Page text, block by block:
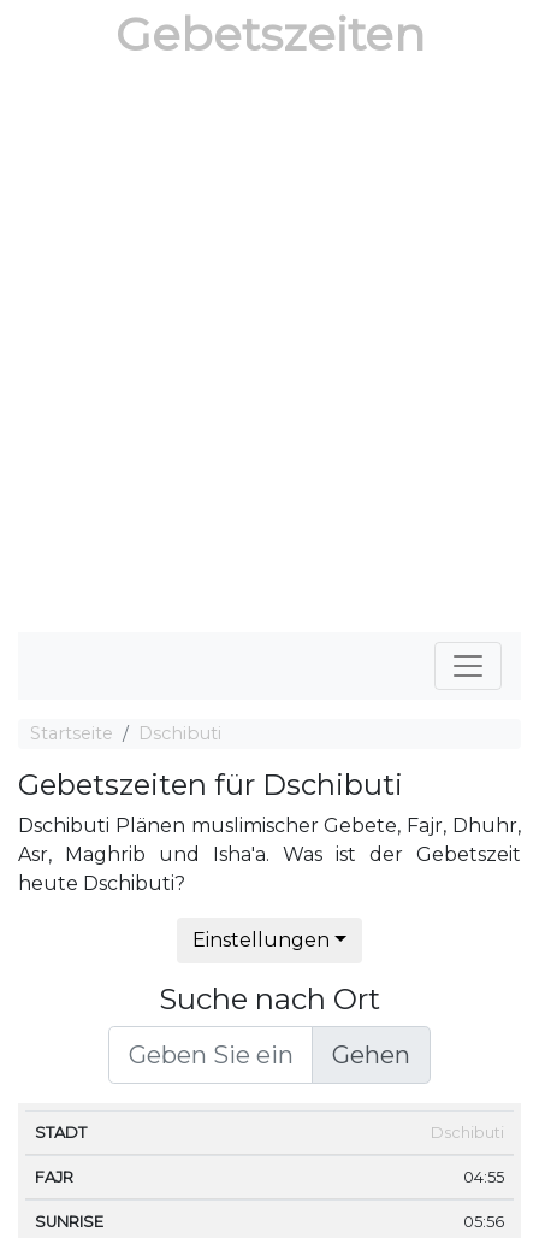
Gebetszeiten
Startseite Dschibuti
Gebetszeiten für Dschibuti
Dschibuti Plänen muslimischer Gebete, Fajr, Dhuhr,
Asr, Maghrib und Isha'a. Was ist der Gebetszeit
heute Dschibuti?
Einstellungen
Suche nach Ort
Gehen
STADT ASR SUNSET
Dschibuti
04:55
05:56